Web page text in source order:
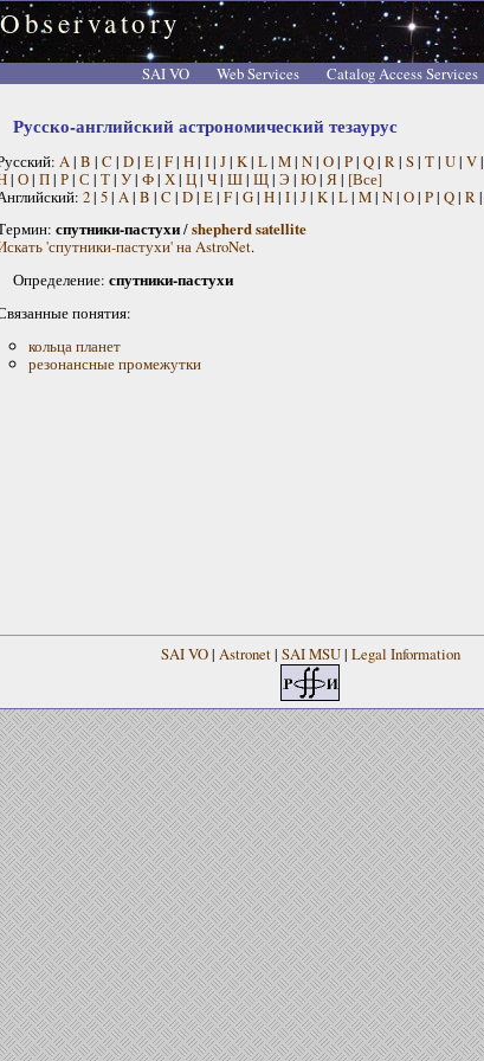
SAI VO Web Services
Catalog Access Services
Русско-английский астрономический тезаурус
A | B | C | D| E| F| H| I| J| K| L| M| N| O| P| Q| R | S| T| U| V|
| О| П| Р| С | Т| У| Ф| Х| Ц| Ч| Ш| Щ| Э | Ю| Я| [Все]
2| 5| A | B | C | D| E| F| G| H| I| J| K| L| M| N| O| P| Q| R |
спутники-пастухи/shepherd satellite
'спутники-пастухи' на AstroNet.
Определение: спутники-пастухи
понятия:
кольца планет
резонансные промежутки
SAI VO| Astronet| SAI MSU| Legal Information